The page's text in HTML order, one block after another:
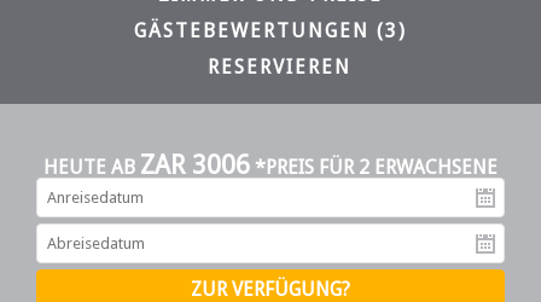
GÄSTEBEWERTUNGEN (3)
RESERVIEREN
HEUTE AB ZAR 3006 *PREIS FÜR 2 ERWACHSENE